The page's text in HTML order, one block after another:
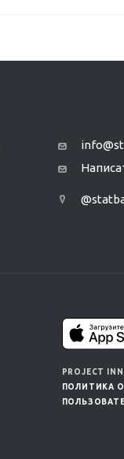
PROJECT
ПОЛИТИКА